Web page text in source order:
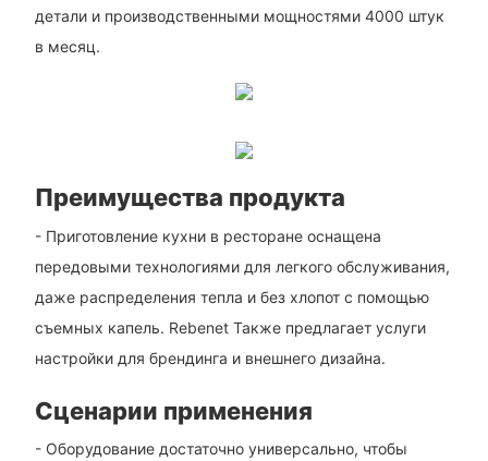
детали и производственными мощностями 4000 штук
в месяц.
Преимущества продукта
- Приготовление кухни в ресторане оснащена
передовыми технологиями для легкого обслуживания,
даже распределения тепла и без хлопот с помощью
съемных капель. Rebenet Также предлагает услуги
настройки для брендинга и внешнего дизайна.
Сценарии применения
- Оборудование достаточно универсально, чтобы